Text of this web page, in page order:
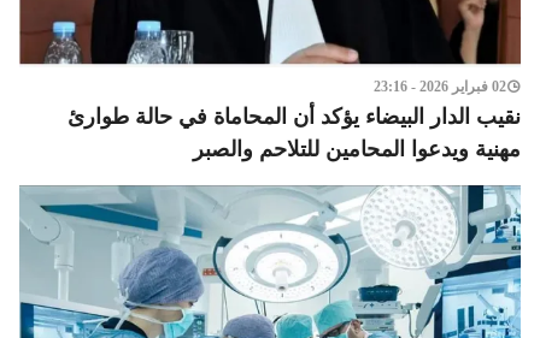
02 فبراير 2026 - 23:16
نقيب الدار البيضاء يؤكد أن المحاماة في حالة طوارئ
مهنية ويدعوا المحامين للتلاحم والصبر